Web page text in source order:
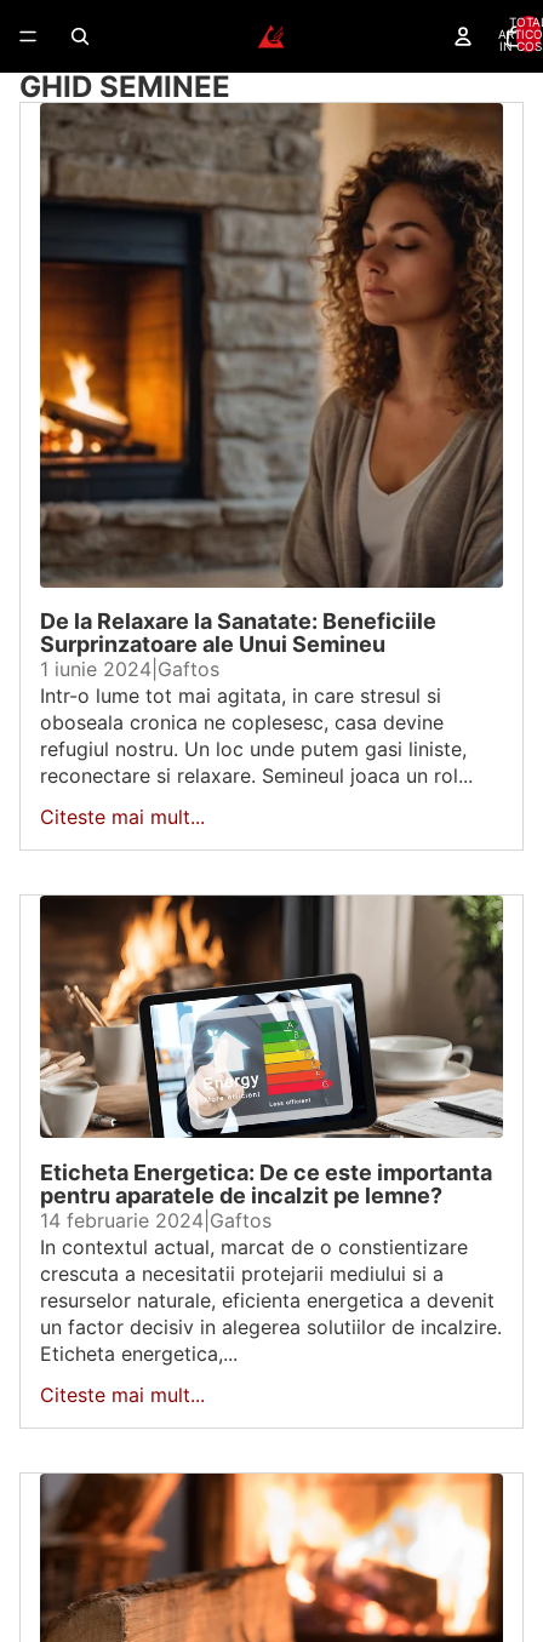
IN
GHID SEMINEE
De la Relaxare la Sanatate: Beneficiile
Surprinzatoare ale Unui Semineu
1 iunie 2024 Gaftos
Intr-o lume tot mai agitata, in care stresul si
oboseala cronica ne coplesesc, casa devine
refugiul nostru. Un loc unde putem gasi liniste,
reconectare si relaxare. Semineul joaca un rol...
Citeste mai mult...
Eticheta Energetica: De ce este importanta
pentru aparatele de incalzit pe lemne?
14 februarie 2024 Gaftos
In contextul actual, marcat de o constientizare
crescuta a necesitatii protejarii mediului si a
resurselor naturale, eficienta energetica a devenit
un factor decisiv in alegerea solutiilor de incalzire.
Eticheta energetica,...
Citeste mai mult...